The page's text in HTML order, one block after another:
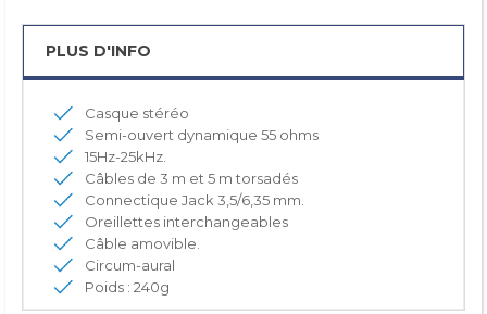
PLUS D'INFO
Casque stéréo
Semi-ouvert dynamique 55 ohms
15Hz-25kHz.
Câbles de 3 m et 5 m torsadés
Connectique Jack 3,5/6,35 mm.
Oreillettes interchangeables
Câble amovible.
Circum-aural
Poids : 240g